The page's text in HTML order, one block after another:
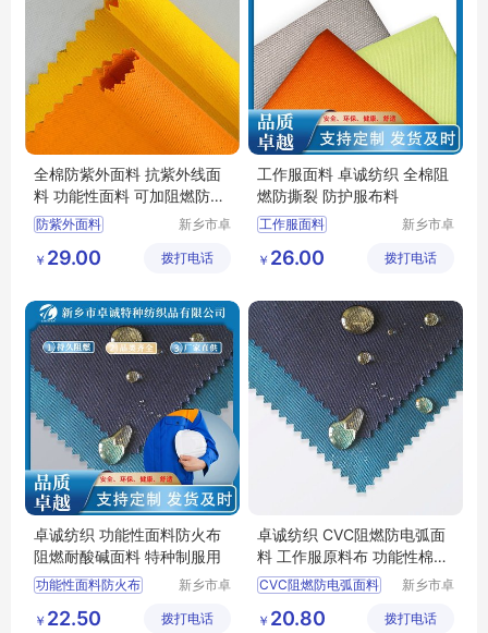
全棉防紫外面料 抗紫外线面
料 功能性面料 可加阻燃防静
电功能
防紫外面料
功能性面料
工装面料
新乡市卓
织品有限
￥ 29.00 拨打电话
工作服面料 卓诚纺织 全棉阻
燃防撕裂 防护服布料
工作服面料
全棉阻燃面料
阻燃布
新乡市卓
织品有限
￥ 26.00 拨打电话
卓诚纺织 功能性面料防火布
阻燃耐酸碱面料 特种制服用
功能性面料防火布
特种制服用
新乡市卓
织品有限
￥ 22.50 拨打电话
卓诚纺织 CVC阻燃防电弧面
料 工作服原料布 功能性棉类
面料
CVC阻燃防电弧面料
功能性棉类面料
涤棉
新乡市卓
织品有限
￥ 20.80 拨打电话